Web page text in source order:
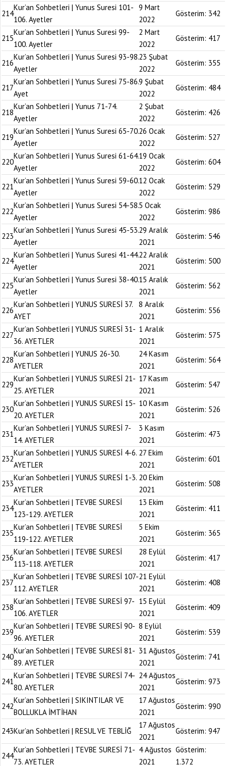
214
Kur’an Sohbetleri | Yunus Suresi 101-
106. Ayetler
9 Mart
2022
Gösterim: 342
215
Kur’an Sohbetleri | Yunus Suresi 99-
100. Ayetler
2 Mart
2022
Gösterim: 417
216
Kur’an Sohbetleri | Yunus Suresi 93-98.
Ayetler
23 Şubat
2022
Gösterim: 355
217
Kur’an Sohbetleri | Yunus Suresi 75-86.
Ayet
9 Şubat
2022
Gösterim: 484
218
Kur’an Sohbetleri | Yunus 71-74.
Ayetler
2 Şubat
2022
Gösterim: 426
219
Kur’an Sohbetleri | Yunus Suresi 65-70.
Ayetler
26 Ocak
2022
Gösterim: 527
220
Kur’an Sohbetleri | Yunus Suresi 61-64.
Ayetler
19 Ocak
2022
Gösterim: 604
221
Kur’an Sohbetleri | Yunus Suresi 59-60.
Ayetler
12 Ocak
2022
Gösterim: 529
222
Kur’an Sohbetleri | Yunus Suresi 54-58.
Ayetler
5 Ocak
2022
Gösterim: 986
223
Kur’an Sohbetleri | Yunus Suresi 45-53.
Ayetler
29 Aralık
2021
Gösterim: 546
224
Kur’an Sohbetleri | Yunus Suresi 41-44.
Ayetler
22 Aralık
2021
Gösterim: 500
225
Kur’an Sohbetleri | Yunus Suresi 38-40.
Ayetler
15 Aralık
2021
Gösterim: 562
226
Kur’an Sohbetleri | YUNUS SURESİ 37.
AYET
8 Aralık
2021
Gösterim: 556
227
Kur’an Sohbetleri | YUNUS SURESİ 31-
36. AYETLER
1 Aralık
2021
Gösterim: 575
228
Kur’an Sohbetleri | YUNUS 26-30.
AYETLER
24 Kasım
2021
Gösterim: 564
229
Kur’an Sohbetleri | YUNUS SURESİ 21-
25. AYETLER
17 Kasım
2021
Gösterim: 547
230
Kur’an Sohbetleri | YUNUS SURESİ 15-
20. AYETLER
10 Kasım
2021
Gösterim: 526
231
Kur’an Sohbetleri | YUNUS SURESİ 7-
14. AYETLER
3 Kasım
2021
Gösterim: 473
232
Kur’an Sohbetleri | YUNUS SURESİ 4-6.
AYETLER
27 Ekim
2021
Gösterim: 601
233
Kur’an Sohbetleri | YUNUS SURESİ 1-3.
AYETLER
20 Ekim
2021
Gösterim: 508
234
Kur’an Sohbetleri | TEVBE SURESİ
123-129. AYETLER
13 Ekim
2021
Gösterim: 411
235
Kur’an Sohbetleri | TEVBE SURESİ
119-122. AYETLER
5 Ekim
2021
Gösterim: 365
236
Kur’an Sohbetleri | TEVBE SURESİ
113-118. AYETLER
28 Eylül
2021
Gösterim: 417
237
Kur’an Sohbetleri | TEVBE SURESİ 107-
112. AYETLER
21 Eylül
2021
Gösterim: 408
238
Kur’an Sohbetleri | TEVBE SURESİ 97-
106. AYETLER
15 Eylül
2021
Gösterim: 409
239
Kur’an Sohbetleri | TEVBE SURESİ 90-
96. AYETLER
8 Eylül
2021
Gösterim: 539
240
Kur’an Sohbetleri | TEVBE SURESİ 81-
89. AYETLER
31 Ağustos
2021
Gösterim: 741
241
Kur’an Sohbetleri | TEVBE SURESİ 74-
80. AYETLER
24 Ağustos
2021
Gösterim: 973
242
Kur’an Sohbetleri | SIKINTILAR VE
BOLLUKLA İMTİHAN
17 Ağustos
2021
Gösterim: 990
243Kur’an Sohbetleri | RESUL VE TEBLİĞ
17 Ağustos
2021
Gösterim: 947
244
Kur’an Sohbetleri | TEVBE SURESİ 71-
73. AYETLER
4 Ağustos
2021
Gösterim:
1.372